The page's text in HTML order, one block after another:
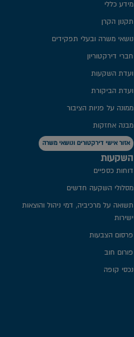
מידע כללי
תקנון הקרן
נושאי משרה ובעלי תפקידים
חברי דירקטוריון
ועדת השקעות
ועדת הביקורת
ממונה על פניות הציבור
מבנה אחזקות
אזור אישי דירקטורים ונושאי משרה
השקעות
דוחות כספיים
מסלולי השקעה חדשים
תשואה על מרכיביה, דמי ניהול והוצאות
ישירות
פרסום הצבעות
פורום חוב
נכסי קופה